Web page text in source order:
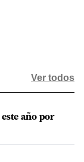
Ver todos
año por